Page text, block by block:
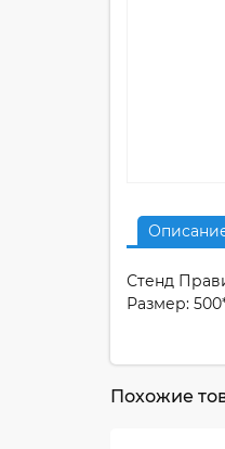
Стенд
Размер:
Похожие